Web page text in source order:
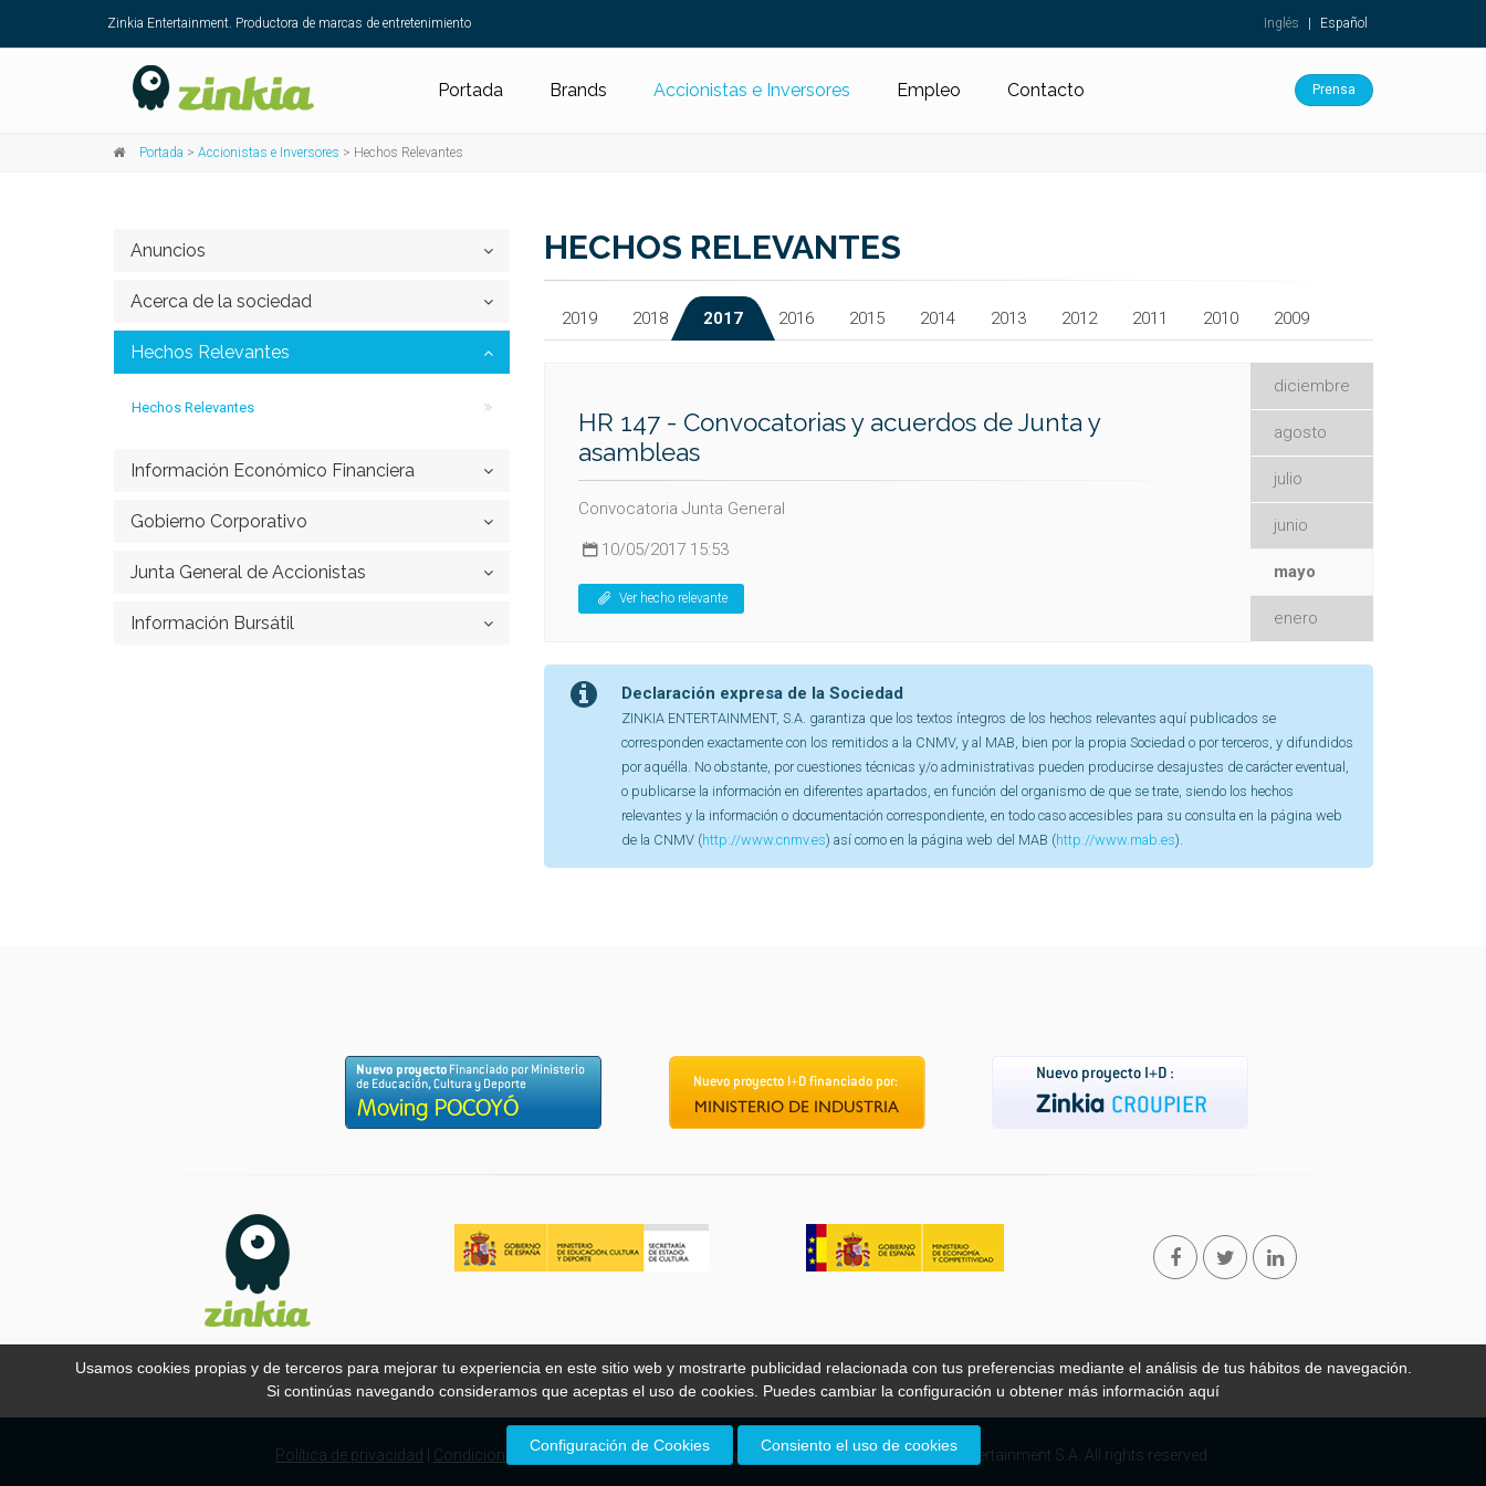
Zinkia Entertainment. Productora de marcas de entretenimiento Inglés Español
Portada Brands Accionistas e Inversores Empleo Contacto Prensa
Portada > Accionistas e Inversores > Hechos Relevantes
Anuncios
Acerca de la sociedad
Hechos Relevantes
Hechos Relevantes
Información Económico Financiera
Gobierno Corporativo
Junta General de Accionistas
Información Bursátil
HECHOS RELEVANTES
2019 2018 2017 2016 2015 2014 2013 2012 2011 2010 2009
HR 147 - Convocatorias y acuerdos de Junta y
asambleas
Convocatoria Junta General
10/05/2017 15:53
Ver hecho relevante
diciembre
agosto
julio
junio
mayo
enero
Declaración expresa de la Sociedad
ZINKIA ENTERTAINMENT, S.A. garantiza que los textos íntegros de los hechos relevantes aquí publicados se
corresponden exactamente con los remitidos a la CNMV, y al MAB, bien por la propia Sociedad o por terceros, y difundidos
por aquélla. No obstante, por cuestiones técnicas y/o administrativas pueden producirse desajustes de carácter eventual,
o publicarse la información en diferentes apartados, en función del organismo de que se trate, siendo los hechos
relevantes y la información o documentación correspondiente, en todo caso accesibles para su consulta en la página web
de la CNMV (http://www.cnmv.es) así como en la página web del MAB (http://www.mab.es).
Política de privacidad Condiciones de uso|Política de cookies | Copyright © 2008 - 2026 – Zinkia Entertainment S.A. All rights reserved.
Usamos cookies propias y de terceros para mejorar tu experiencia en este sitio web y mostrarte publicidad relacionada con tus preferencias mediante el análisis de tus hábitos de navegación.
Si continúas navegando consideramos que aceptas el uso de cookies. Puedes cambiar la configuración u obtener más información aquí
Configuración de Cookies Consiento el uso de cookies